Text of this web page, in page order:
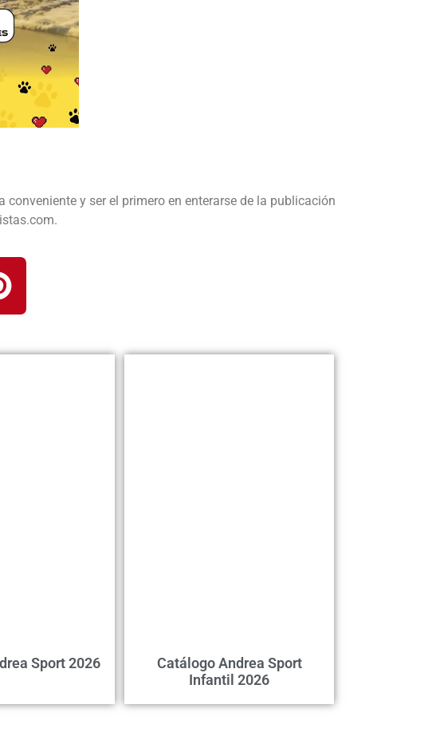
y ser el primero en enterarse de la publicación
Sport 2026
Catálogo Andrea Sport
Infantil 2026